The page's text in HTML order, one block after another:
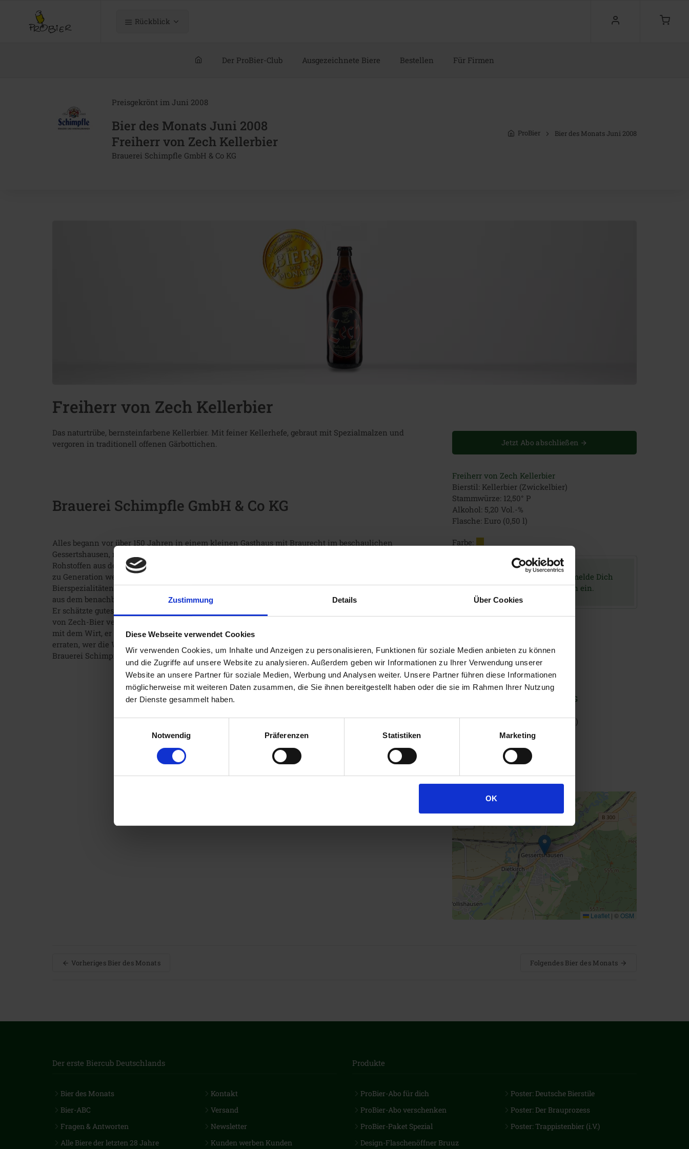
Zustimmung Details Über Cookies
Diese Webseite verwendet Cookies
Wir verwenden Cookies, um Inhalte und Anzeigen zu personalisieren, Funktionen für soziale Medien anbieten zu können
und die Zugriffe auf unsere Website zu analysieren. Außerdem geben wir Informationen zu Ihrer Verwendung unserer
Website an unsere Partner für soziale Medien, Werbung und Analysen weiter. Unsere Partner führen diese Informationen
möglicherweise mit weiteren Daten zusammen, die Sie ihnen bereitgestellt haben oder die sie im Rahmen Ihrer Nutzung
der Dienste gesammelt haben.
Notwendig
Präferenzen Statistiken Marketing
OK
Rückblick
Der ProBier-Club Ausgezeichnete Biere Bestellen Für Firmen
Preisgekrönt im Juni 2008
Bier des Monats Juni 2008
Freiherr von Zech Kellerbier
Brauerei Schimpfle GmbH & Co KG
ProBier Bier des Monats Juni 2008
Freiherr von Zech Kellerbier
Das naturtrübe, bernsteinfarbene Kellerbier. Mit feiner Kellerhefe, gebraut mit Spezialmalzen und
vergoren in traditionell offenen Gärbottichen.
Brauerei Schimpfle GmbH & Co KG
Alles begann vor über 150 Jahren in einem kleinen Gasthaus mit Braurecht im beschaulichen
Gessertshausen, mitten im Naturpark Westliche Wälder. Damals schon braute die Familie Schimpfle mit
Rohstoffen aus der Region besondere Bierspezialitäten. Die Liebe zum Bierbrauen wurde von Generation
zu Generation weitergegeben. Seit dem Jahr 2003 braut die Brauerei Schimpfle die edlen
Bierspezialitäten, die den Mythos des Freiherrn von Zech auch heute noch bewahren. Der Reichsfreiherr
aus dem benachbarten Deubach war eine bekannte und beliebte Persönlichkeit aus dem 17. Jahrhundert.
Er schätzte gutes Essen und Trinken und liebte gesellige Abende in seiner Schlosswirtschaft. Das Freiherr
von Zech-Bier verdanken wir jedoch einer anderen Leidenschaft des Freiherrn – dem Wetten. Er wettete
mit dem Wirt, er könne ein besseres Bier brauen, als dieser in seiner Gaststube anbot. Nicht schwer zu
erraten, wer die Wette gewonnen hat. Denn auch über 300 Jahre später wird diese Bierspezialität von der
Brauerei Schimpfle mit erlesenen Rohstoffen nach überlieferter Rezeptur gebraut.
Jetzt Abo abschließen
Freiherr von Zech Kellerbier
Bierstil: Kellerbier (Zwickelbier)
Stammwürze: 12,50° P
Alkohol: 5,20 Vol.-%
Flasche: Euro (0,50 l)
Farbe:
Um dieses Bier zu bewerten, melde Dich
bitte mit Deinen Zugangsdaten ein.
Brauerei Schimpfle GmbH & Co KG
DE-86459Gessertshausen(Bayern)
+49 (0) 8238-9637-0
service@loeschzwerg.de
http://www.brauerei-schimpfle.de
Leaflet | ©OSM
Vorheriges Bier des Monats Folgendes Bier des Monats
Der erste Biercub Deutschlands
Bier des Monats
Bier-ABC
Fragen & Antworten
Alle Biere der letzten 28 Jahre
Kontakt
Versand
Newsletter
Kunden werben Kunden
Produkte
ProBier-Abo für dich
ProBier-Abo verschenken
ProBier-Paket Spezial
Design-Flaschenöffner Bruuz
Poster: Deutsche Bierstile
Poster: Der Brauprozess
Poster: Trappistenbier (i.V.)